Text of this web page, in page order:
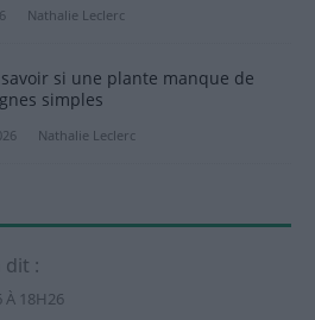
Nathalie Leclerc
si une plante manque de
simples
Nathalie Leclerc
dit :
À 18H26